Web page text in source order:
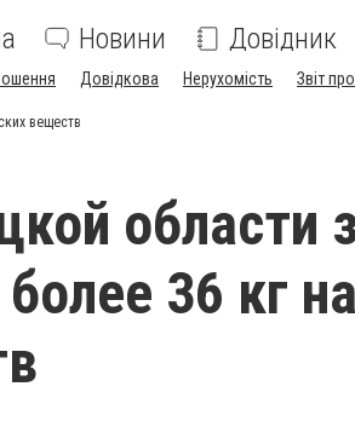
Новини Довідник
Довідкова Нерухомість Звіт
веществ
области
36 кг